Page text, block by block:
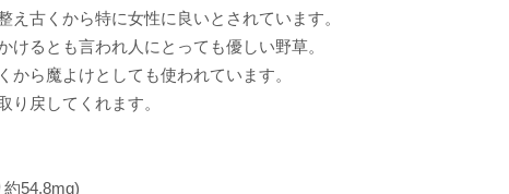
え古くから特に女性に良いとされています。
けるとも言われ人にとっても優しい野草。
から魔よけとしても使われています。
り戻してくれます。
約54.8mg)